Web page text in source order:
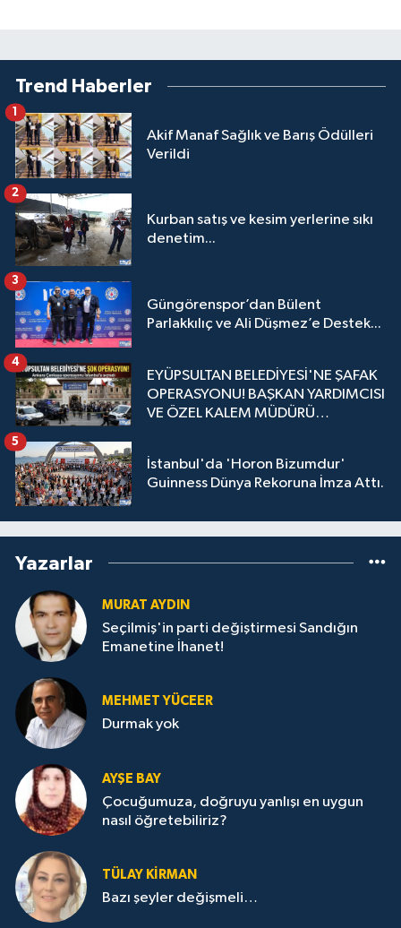
Trend Haberler
Akif Manaf Sağlık ve Barış Ödülleri
Verildi
1
Kurban satış ve kesim yerlerine sıkı
denetim...
2
Güngörenspor’dan Bülent
Parlakkılıç ve Ali Düşmez’e Destek...
3
EYÜPSULTAN BELEDİYESİ'NE ŞAFAK
OPERASYONU! BAŞKAN YARDIMCISI
VE ÖZEL KALEM MÜDÜRÜ
4
İstanbul'da 'Horon Bizumdur'
Guinness Dünya Rekoruna İmza Attı.
5
Yazarlar
MURAT AYDIN
Seçilmiş'in parti değiştirmesi Sandığın
Emanetine İhanet!
MEHMET YÜCEER
Durmak yok
AYŞE BAY
Çocuğumuza, doğruyu yanlışı en uygun
nasıl öğretebiliriz?
TÜLAY KİRMAN
Bazı şeyler değişmeli…